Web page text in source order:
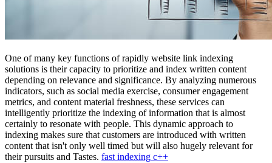
One of many key functions of rapidly website link indexing
solutions is their capacity to prioritize and index written content
depending on relevance and significance. By analyzing numerous
indicators, such as social media exercise, consumer engagement
metrics, and content material freshness, these services can
intelligently prioritize the indexing of information that is almost
certainly to resonate with people. This dynamic approach to
indexing makes sure that customers are introduced with written
content that isn't only well timed but will also hugely relevant for
their pursuits and Tastes. fast indexing c++